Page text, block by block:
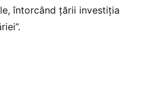
întorcând țării investiția